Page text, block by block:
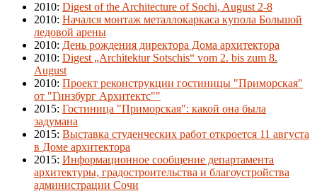
2010: Digest of the Architecture of Sochi, August 2-8
2010: Начался монтаж металлокаркаса купола Большой
ледовой арены
2010: День рождения директора Дома архитектора
2010: Digest „Architektur Sotschis“ vom 2. bis zum 8.
August
2010: Проект реконструкции гостиницы "Приморская"
от "Гинзбург Архитектс""
2015: Гостиница "Приморская": какой она была
задумана
2015: Выставка студенческих работ откроется 11 августа
в Доме архитектора
2015: Информационное сообщение департамента
архитектуры, градостроительства и благоустройства
администрации Сочи